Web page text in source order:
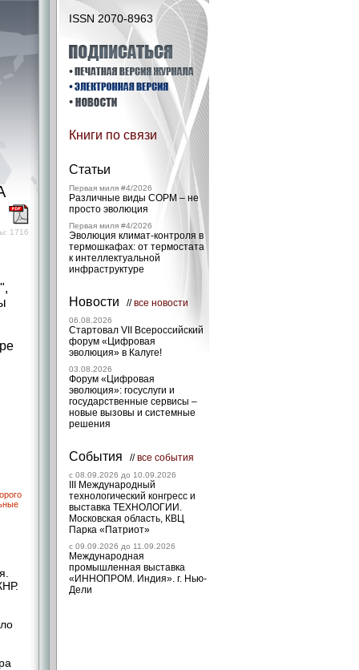
ISSN 2070-8963
Книги по связи
Статьи
Первая миля #4/2026
Различные виды СОРМ – не
просто эволюция
Первая миля #4/2026
Эволюция климат-контроля в
термошкафах: от термостата
к интеллектуальной
инфраструктуре
Новости //все новости
06.08.2026
Стартовал VII Всероссийский
форум «Цифровая
эволюция» в Калуге!
03.08.2026
Форум «Цифровая
эволюция»: госуслуги и
государственные сервисы –
новые вызовы и системные
решения
События //все события
c 08.09.2026 до 10.09.2026
III Международный
технологический конгресс и
выставка ТЕХНОЛОГИИ.
Московская область, КВЦ
Парка «Патриот»
c 09.09.2026 до 11.09.2026
Международная
промышленная выставка
«ИННОПРОМ. Индия». г. Нью-
Дели
1716